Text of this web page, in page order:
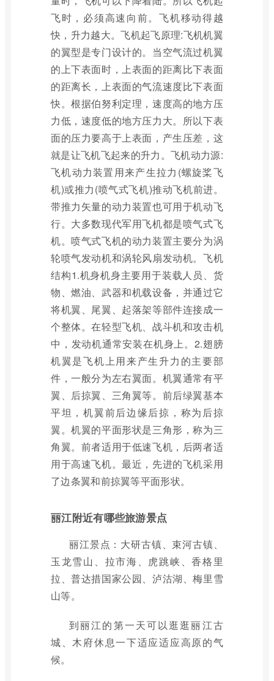
飞时，必须高速向前。飞机移动得越
快，升力越大。飞机起飞原理:飞机机翼
的翼型是专门设计的。当空气流过机翼
的上下表面时，上表面的距离比下表面
的距离长，上表面的气流速度比下表面
快。根据伯努利定理，速度高的地方压
力低，速度低的地方压力大。所以下表
面的压力要高于上表面，产生压差，这
就是让飞机飞起来的升力。飞机动力源:
飞机动力装置用来产生拉力(螺旋桨飞
机)或推力(喷气式飞机)推动飞机前进。
带推力矢量的动力装置也可用于机动飞
行。大多数现代军用飞机都是喷气式飞
机。喷气式飞机的动力装置主要分为涡
轮喷气发动机和涡轮风扇发动机。飞机
结构1.机身机身主要用于装载人员、货
物、燃油、武器和机载设备，并通过它
将机翼、尾翼、起落架等部件连接成一
个整体。在轻型飞机、战斗机和攻击机
中，发动机通常安装在机身上。2.翅膀
机翼是飞机上用来产生升力的主要部
件，一般分为左右翼面。机翼通常有平
翼、后掠翼、三角翼等。前后绿翼基本
平坦，机翼前后边缘后掠，称为后掠
翼。机翼的平面形状是三角形，称为三
角翼。前者适用于低速飞机，后两者适
用于高速飞机。最近，先进的飞机采用
了边条翼和前掠翼等平面形状。
丽江附近有哪些旅游景点
丽江景点：大研古镇、束河古镇、
玉龙雪山、拉市海、虎跳峡、香格里
拉、普达措国家公园、泸沽湖、梅里雪
山等。
到丽江的第一天可以逛逛丽江古
城、木府休息一下适应适应高原的气
候。